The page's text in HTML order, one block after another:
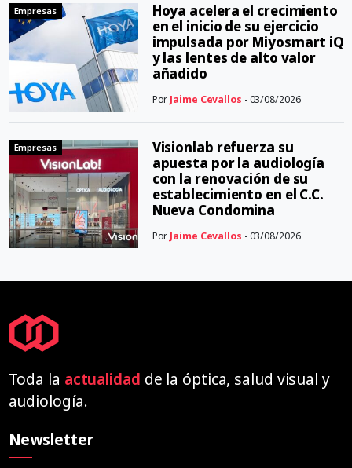
Empresas
Hoya acelera el crecimiento
en el inicio de su ejercicio
impulsada por Miyosmart iQ
y las lentes de alto valor
añadido
Por Jaime Cevallos - 03/08/2026
Empresas
Visionlab refuerza su
apuesta por la audiología
con la renovación de su
establecimiento en el C.C.
Nueva Condomina
Por Jaime Cevallos - 03/08/2026
Toda la actualidad de la óptica, salud visual y
audiología.
Newsletter